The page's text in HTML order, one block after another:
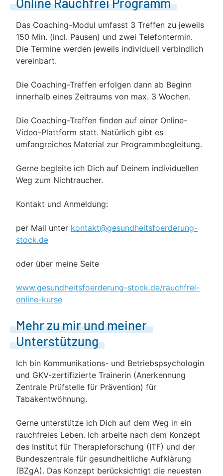
Das Coaching-Modul umfasst 3 Treffen zu jeweils
150 Min. (incl. Pausen) und zwei Telefontermin.
Die Termine werden jeweils individuell verbindlich
vereinbart.
Die Coaching-Treffen erfolgen dann ab Beginn
innerhalb eines Zeitraums von max. 3 Wochen.
Die Coaching-Treffen finden auf einer Online-
Video-Plattform statt. Natürlich gibt es
umfangreiches Material zur Programmbegleitung.
Gerne begleite ich Dich auf Deinem individuellen
Weg zum Nichtraucher.
Kontakt und Anmeldung:
per Mail unter kontakt@gesundheitsfoerderung-
stock.de
oder über meine Seite
www.gesundheitsfoerderung-stock.de/rauchfrei-
online-kurse
Mehr zu mir und meiner
Unterstützung
Ich bin Kommunikations- und Betriebspsychologin
und GKV-zertifizierte Trainerin (Anerkennung
Zentrale Prüfstelle für Prävention) für
Tabakentwöhnung.
Gerne unterstütze ich Dich auf dem Weg in ein
rauchfreies Leben. Ich arbeite nach dem Konzept
des Institut für Therapieforschung (ITF) und der
Bundeszentrale für gesundheitliche Aufklärung
(BZgA). Das Konzept berücksichtigt die neuesten